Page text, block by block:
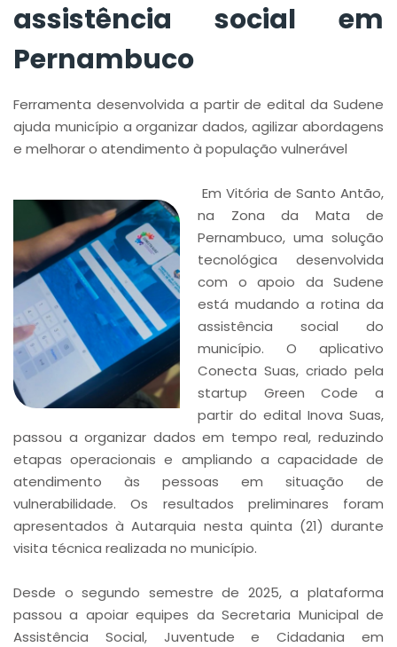
assistência social em
Pernambuco
Ferramenta desenvolvida a partir de edital da Sudene
ajuda município a organizar dados, agilizar abordagens
e melhorar o atendimento à população vulnerável
Em Vitória de Santo Antão,
na Zona da Mata de
Pernambuco, uma solução
tecnológica desenvolvida
com o apoio da Sudene
está mudando a rotina da
assistência social do
município. O aplicativo
Conecta Suas, criado pela
startup Green Code a
partir do edital Inova Suas,
passou a organizar dados em tempo real, reduzindo
etapas operacionais e ampliando a capacidade de
atendimento às pessoas em situação de
vulnerabilidade. Os resultados preliminares foram
apresentados à Autarquia nesta quinta (21) durante
visita técnica realizada no município.
Desde o segundo semestre de 2025, a plataforma
passou a apoiar equipes da Secretaria Municipal de
Assistência Social, Juventude e Cidadania em